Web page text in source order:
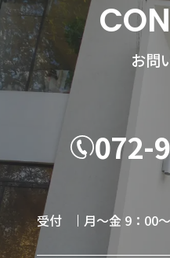
お問
072-
受付 月～金 9：00